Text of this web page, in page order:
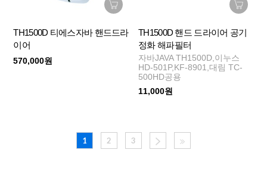
TH1500D 티에스자바 핸드드라
이어
570,000원
TH1500D 핸드 드라이어 공기
정화 해파필터
자바JAVA TH1500D,이누스
HD-501P,KF-8901,대림 TC-
500HD공용
11,000원
1 2 3